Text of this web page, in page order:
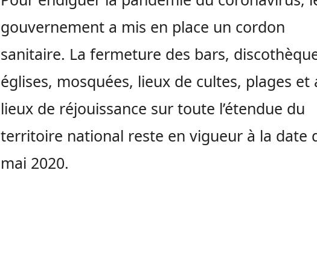
gouvernement a mis en place un cordon
sanitaire. La fermeture des bars,
églises, mosquées, lieux de cultes, plages et
lieux de réjouissance sur toute l’étendue du
territoire national reste en vigueur à la date
mai 2020.